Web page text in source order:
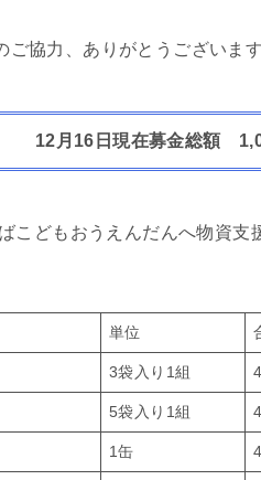
ご協力、ありがとうございま
12月16日現在募金総額
こどもおうえんだんへ物資支
単位
3袋入り1組
5袋入り1組
1缶